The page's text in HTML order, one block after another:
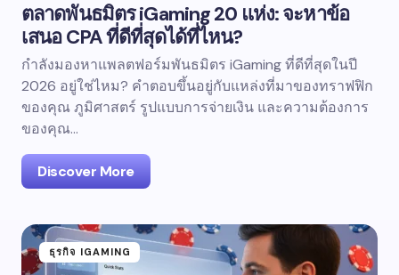
ตลาดพันธมิตร iGaming 20 แห่ง: จะหาข้อ
เสนอ CPA ที่ดีที่สุดได้ที่ไหน?
กำลังมองหาแพลตฟอร์มพันธมิตร iGaming ที่ดีที่สุดในปี
2026 อยู่ใช่ไหม? คำตอบขึ้นอยู่กับแหล่งที่มาของทราฟฟิก
ของคุณ ภูมิศาสตร์ รูปแบบการจ่ายเงิน และความต้องการ
ของคุณ...
Discover More
ธุรกิจ IGAMING